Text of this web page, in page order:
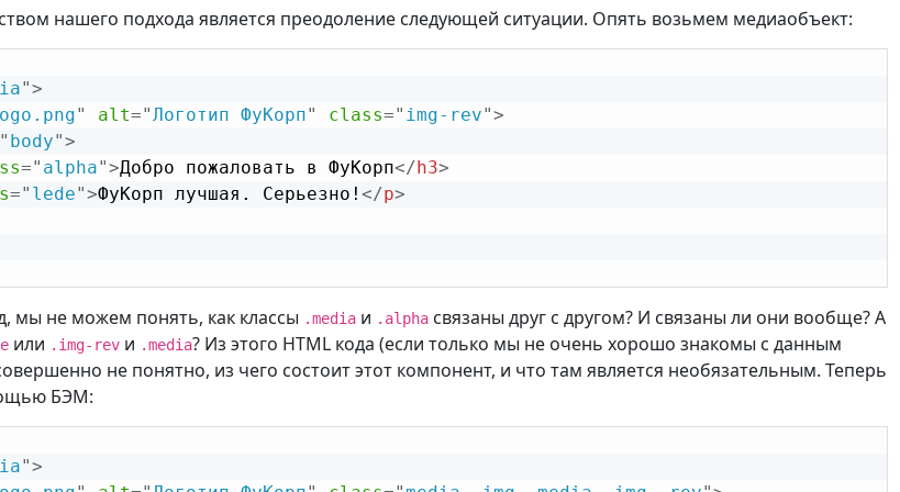
нашего подхода является преодоление следующей ситуации. Опять возьмем медиаобъект:
">
" alt="Логотип ФуКорп" class=" img-rev">
" body">
=" alpha">Добро пожаловать в ФуКорп</ h3>
=" lede">ФуКорп лучшая. Серьезно! </p>
мы не можем понять, как классы .media и .alpha связаны друг с другом? И связаны ли они вообще? А
или .img-rev и .media? Из этого HTML кода (если только мы не очень хорошо знакомы с данным
не понятно, из чего состоит этот компонент, и что там является необязательным. Теперь
БЭМ:
">